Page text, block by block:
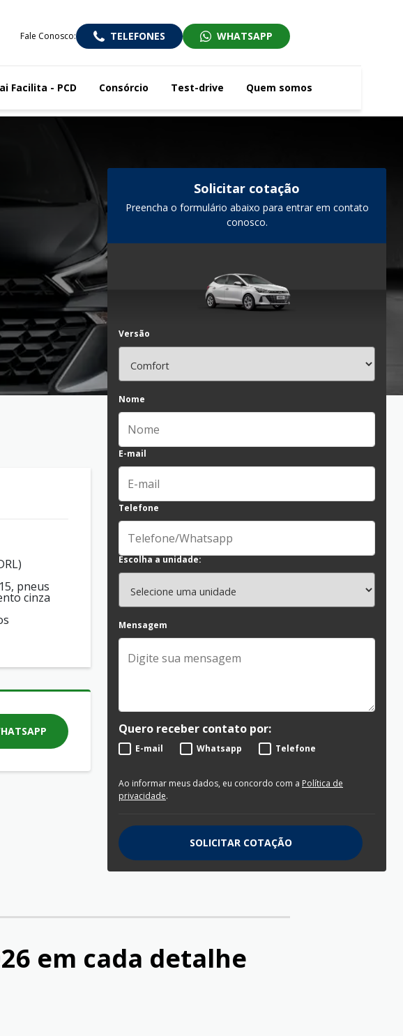
Fale Conosco: TELEFONES WHATSAPP
Facilita - PCD Consórcio Test-drive Quem somos
pneus
cinza
Solicitar cotação
Preencha o formulário abaixo para entrar em contato
conosco.
Versão
Nome
E-mail
Telefone
Escolha a unidade:
Mensagem
Quero receber contato por:
E-mail Whatsapp Telefone
Ao informar meus dados, eu concordo com a Política de
privacidade.
SOLICITAR COTAÇÃO
em cada detalhe